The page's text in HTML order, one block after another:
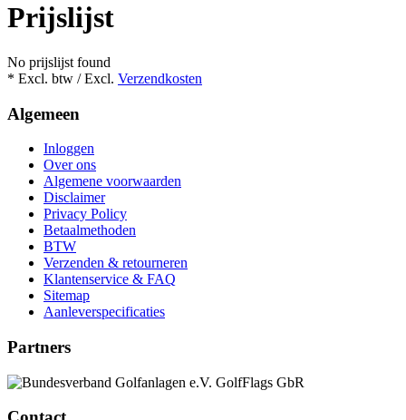
Prijslijst
No prijslijst found
* Excl. btw / Excl. Verzendkosten
Algemeen
Inloggen
Over ons
Algemene voorwaarden
Disclaimer
Privacy Policy
Betaalmethoden
BTW
Verzenden & retourneren
Klantenservice & FAQ
Sitemap
Aanleverspecificaties
Partners